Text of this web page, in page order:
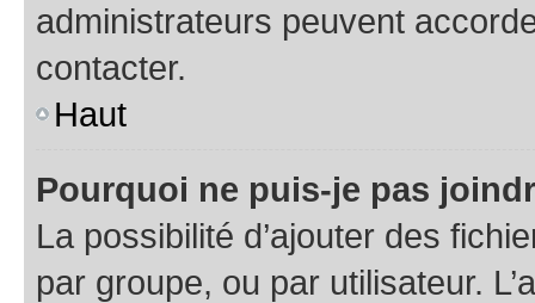
administrateurs peuvent
contacter.
Haut
Pourquoi ne puis-je pas
La possibilité d’ajouter des
par groupe, ou par utilisateur.